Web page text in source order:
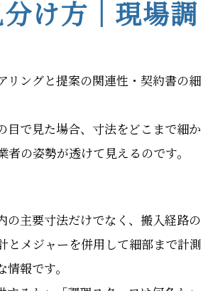
け方｜現場調
リングと提案の関連性・契約書の細
目で見た場合、寸法をどこまで細か
の姿勢が透けて見えるのです。
の主要寸法だけでなく、搬入経路の
とメジャーを併用して細部まで計測
報です。